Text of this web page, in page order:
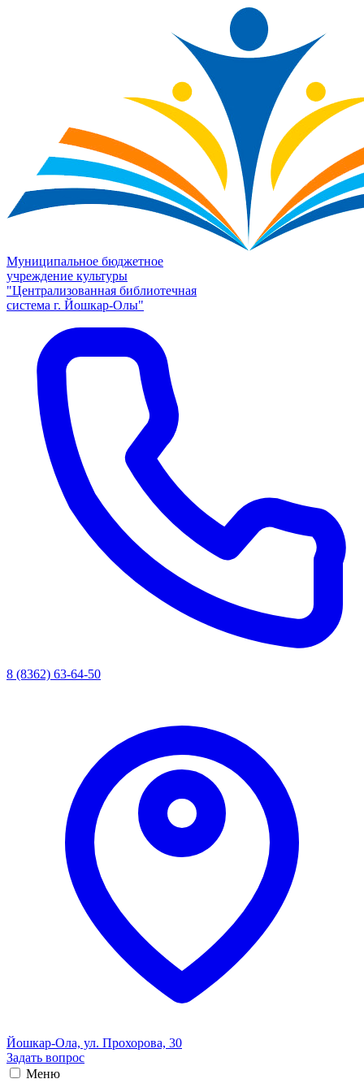
Муниципальное бюджетное
учреждение культуры
"Централизованная библиотечная
система г. Йошкар-Олы"
8 (8362) 63-64-50
Йошкар-Ола, ул. Прохорова, 30
Задать вопрос
Меню